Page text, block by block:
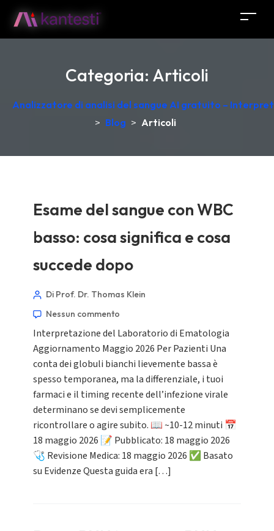
Categoria: Articoli
Analizzatore di analisi del sangue AI gratuito –
> Blog > Articoli
Esame del sangue con WBC
basso: cosa significa e cosa
succede dopo
Di Prof. Dr. Thomas Klein
Nessun commento
Interpretazione del Laboratorio di Ematologia
Aggiornamento Maggio 2026 Per Pazienti Una
conta dei globuli bianchi lievemente bassa è
spesso temporanea, ma la differenziale, i tuoi
farmaci e il timing recente dell’infezione virale
determinano se devi semplicemente
ricontrollare o agire subito. 📖 ~10-12 minuti 📅
18 maggio 2026 📝 Pubblicato: 18 maggio 2026
🩺 Revisione Medica: 18 maggio 2026 ✅ Basato
su Evidenze Questa guida era […]